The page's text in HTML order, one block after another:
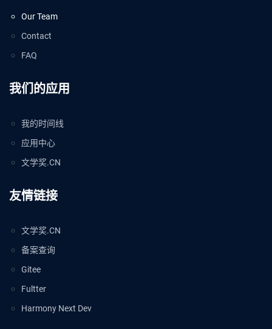
Our Team
Contact
FAQ
我们的应用
我的时间线
应用中心
文学奖.CN
友情链接
文学奖.CN
备案查询
Gitee
Fultter
Harmony Next Dev